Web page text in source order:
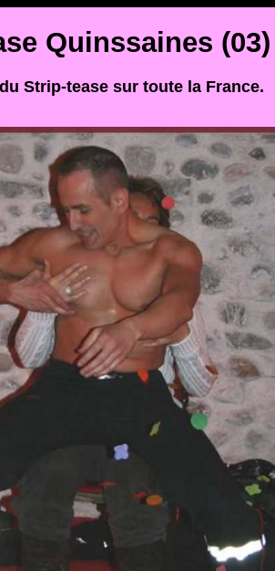
Quinssaines (03)
Strip-tease sur toute la France.